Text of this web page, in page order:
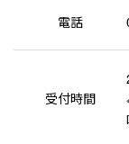
電話
受付時間